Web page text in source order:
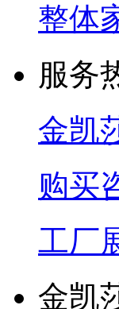
整体
服务
金凯
购买
工厂
金凯